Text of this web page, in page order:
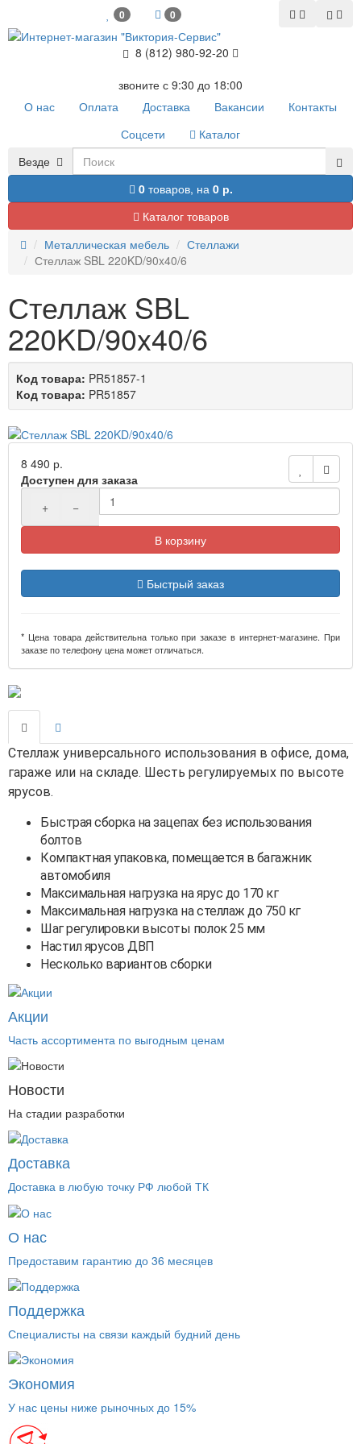
0 0
8 (812) 980-92-20
звоните с 9:30 до 18:00
О нас
Оплата Доставка Вакансии
Контакты
Соцсети
Каталог
Везде
0товаров, на 0 р.
Каталог товаров
Металлическая мебель
Стеллажи
Стеллаж SBL 220KD/90x40/6
Стеллаж SBL
220KD/90x40/6
Код товара: PR51857-1
Код товара: PR51857
8 490 р.
Доступен для заказа
+
−
В корзину
Быстрый заказ
* Цена товара действительна только при заказе в интернет-магазине. При
заказе по телефону цена может отличаться.
Стеллаж универсального использования в офисе, дома,
гараже или на складе. Шесть регулируемых по высоте
ярусов.
Быстрая сборка на зацепах без использования
болтов
Компактная упаковка, помещается в багажник
автомобиля
Максимальная нагрузка на ярус до 170 кг
Максимальная нагрузка на стеллаж до 750 кг
Шаг регулировки высоты полок 25 мм
Настил ярусов ДВП
Несколько вариантов сборки
Акции
Часть ассортимента по выгодным ценам
Новости
На стадии разработки
Доставка
Доставка в любую точку РФ любой ТК
О нас
Предоставим гарантию до 36 месяцев
Поддержка
Специалисты на связи каждый будний день
Экономия
У нас цены ниже рыночных до 15%